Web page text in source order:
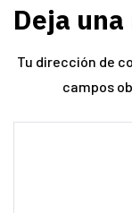
Deja
Tu dirección de
campos